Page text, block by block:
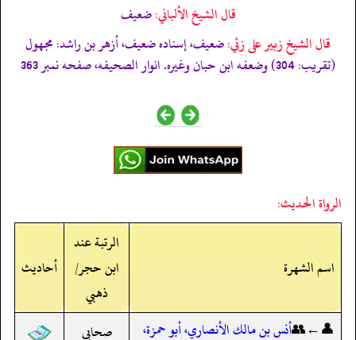
قال الشيخ الألباني:ضعيف
قال الشيخ زبير على زئي:ضعيف، إسناده ضعيف، أزهر بن راشد: مجهول
(تقريب: 304) وضعفه ابن حبان وغيره. انوار الصحيفه، صفحه نمبر 363
الرواة الحديث:
اسم الشهرة
الرتبة عند
ابن حجر/
ذهبي
أحاديث
👤←👥أنس بن مالك الأنصاري، أبو حمزة،
صحابي